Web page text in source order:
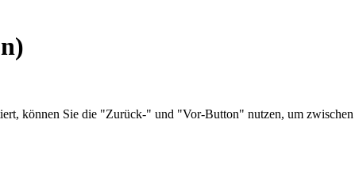
können Sie die "Zurück-" und "Vor-Button" nutzen, um